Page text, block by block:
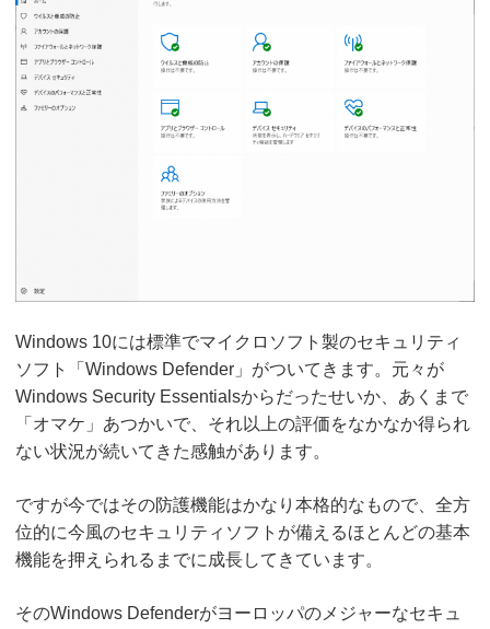
Windows 10には標準でマイクロソフト製のセキュリティ
ソフト「Windows Defender」がついてきます。元々が
Windows Security Essentialsからだったせいか、あくまで
「オマケ」あつかいで、それ以上の評価をなかなか得られ
ない状況が続いてきた感触があります。
ですが今ではその防護機能はかなり本格的なもので、全方
位的に今風のセキュリティソフトが備えるほとんどの基本
機能を押えられるまでに成長してきています。
そのWindows Defenderがヨーロッパのメジャーなセキュ